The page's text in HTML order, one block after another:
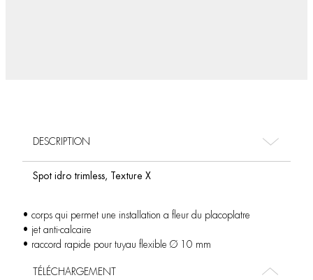
DESCRIPTION
Spot idro trimless, Texture X
• corps qui permet une installation a fleur du placoplatre
• jet anti-calcaire
• raccord rapide pour tuyau flexible Ø 10 mm
TÉLÉCHARGEMENT